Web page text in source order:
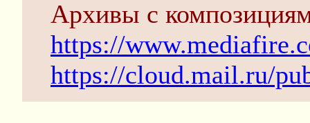
Архивы с
https://
https://cloud.mail.ru/